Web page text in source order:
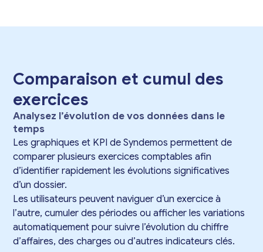
Comparaison et cumul des
exercices
Analysez l’évolution de vos données dans le
temps
Les graphiques et KPI de Syndemos permettent de
comparer plusieurs exercices comptables afin
d’identifier rapidement les évolutions significatives
d’un dossier.
Les utilisateurs peuvent naviguer d’un exercice à
l’autre, cumuler des périodes ou afficher les variations
automatiquement pour suivre l’évolution du chiffre
d’affaires, des charges ou d’autres indicateurs clés.